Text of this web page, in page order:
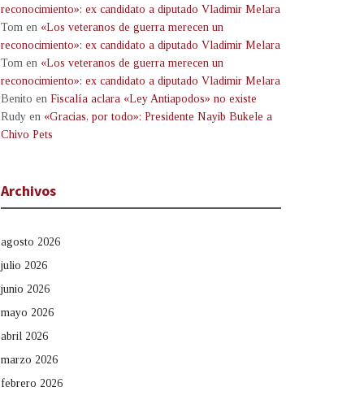
reconocimiento»: ex candidato a diputado Vladimir Melara
Tom en «Los veteranos de guerra merecen un
reconocimiento»: ex candidato a diputado Vladimir Melara
Tom en «Los veteranos de guerra merecen un
reconocimiento»: ex candidato a diputado Vladimir Melara
Benito en Fiscalía aclara «Ley Antiapodos» no existe
Rudy en «Gracias, por todo»: Presidente Nayib Bukele a
Chivo Pets
Archivos
agosto 2026
julio 2026
junio 2026
mayo 2026
abril 2026
marzo 2026
febrero 2026